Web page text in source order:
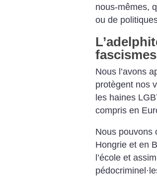
nous-mêmes,
ou de
fascismes
Nous l’avons
protègent nos
les haines
compris en
Nous pouvons
Hongrie et en
l’école et
pédocriminel ·